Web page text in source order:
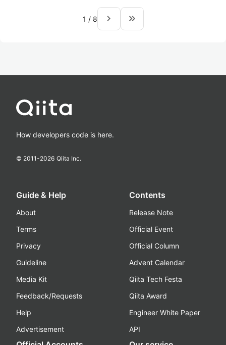
1 / 8 navigate_next keyboard_double_arrow_right
How developers code is here.
© 2011-2026 Qiita Inc.
Guide & Help
About
Terms
Privacy
Guideline
Media Kit
Feedback/Requests
Help
Advertisement
Contents
Release Note
Official Event
Official Column
Advent Calendar
Qiita Tech Festa
Qiita Award
Engineer White Paper
API